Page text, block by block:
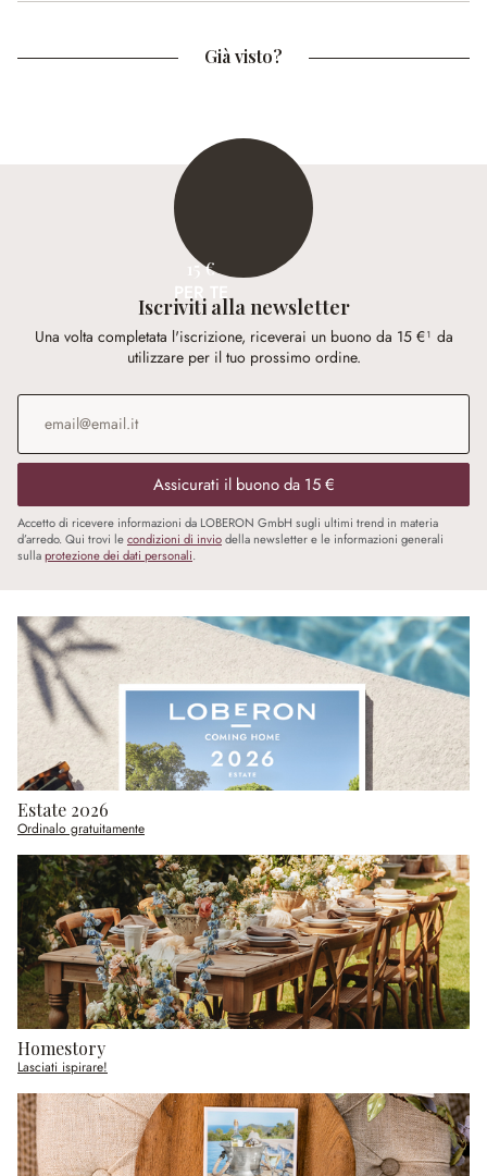
Già visto?
15 €
PER TE
Iscriviti alla newsletter
Una volta completata l'iscrizione, riceverai un buono da 15 €¹ da
utilizzare per il tuo prossimo ordine.
Indirizzo e-mail
Assicurati il buono da 15 €
Accetto di ricevere informazioni da LOBERON GmbH sugli ultimi trend in materia
d’arredo. Qui trovi lecondizioni di inviodella newsletter e le informazioni generali
sullaprotezione dei dati personali.
Estate 2026
Ordinalo gratuitamente
Homestory
Lasciati ispirare!